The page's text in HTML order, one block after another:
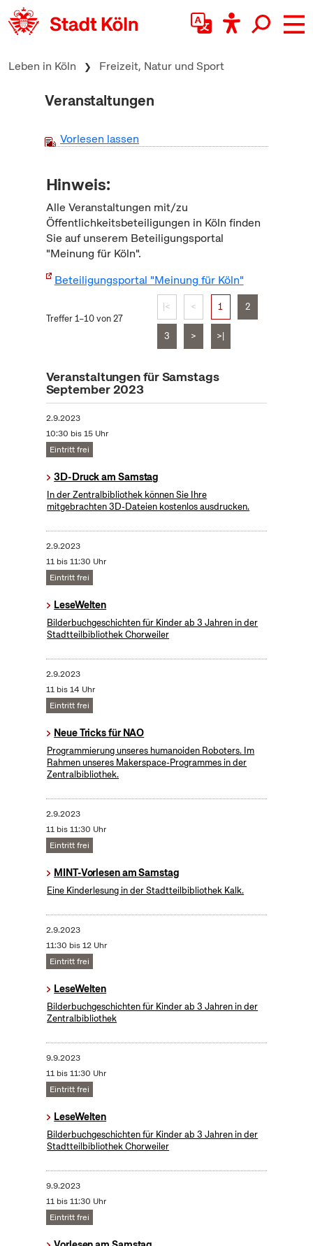
zum Inhalt springen
Leben in Köln Freizeit, Natur und Sport
Veranstaltungen
Vorlesen lassen
Hinweis:
Alle Veranstaltungen mit/zu
Öffentlichkeitsbeteiligungen in Köln finden
Sie auf unserem Beteiligungsportal
"Meinung für Köln".
Beteiligungsportal "Meinung für Köln"
Treffer 1–10 von 27
|< < 1 2
3 > >|
Veranstaltungen für Samstags
September 2023
2.9.2023
10:30 bis 15 Uhr
Eintritt frei
3D-Druck am Samstag
In der Zentralbibliothek können Sie Ihre
mitgebrachten 3D-Dateien kostenlos ausdrucken.
2.9.2023
11 bis 11:30 Uhr
Eintritt frei
LeseWelten
Bilderbuchgeschichten für Kinder ab 3 Jahren in der
Stadtteilbibliothek Chorweiler
2.9.2023
11 bis 14 Uhr
Eintritt frei
Neue Tricks für NAO
Programmierung unseres humanoiden Roboters. Im
Rahmen unseres Makerspace-Programmes in der
Zentralbibliothek.
2.9.2023
11 bis 11:30 Uhr
Eintritt frei
MINT-Vorlesen am Samstag
Eine Kinderlesung in der Stadtteilbibliothek Kalk.
2.9.2023
11:30 bis 12 Uhr
Eintritt frei
LeseWelten
Bilderbuchgeschichten für Kinder ab 3 Jahren in der
Zentralbibliothek
9.9.2023
11 bis 11:30 Uhr
Eintritt frei
LeseWelten
Bilderbuchgeschichten für Kinder ab 3 Jahren in der
Stadtteilbibliothek Chorweiler
9.9.2023
11 bis 11:30 Uhr
Eintritt frei